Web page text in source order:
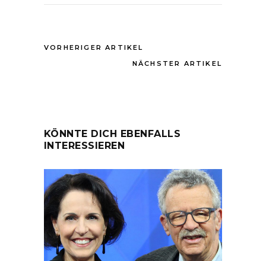
VORHERIGER ARTIKEL
NÄCHSTER ARTIKEL
KÖNNTE DICH EBENFALLS
INTERESSIEREN